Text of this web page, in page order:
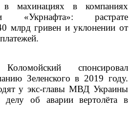
в махинациях в компаниях
«Укрнафта»: растрате
млрд гривен и уклонении от
спонсировал
Зеленского в 2019 году.
у экс-главы МВД Украины
об аварии вертолёта в